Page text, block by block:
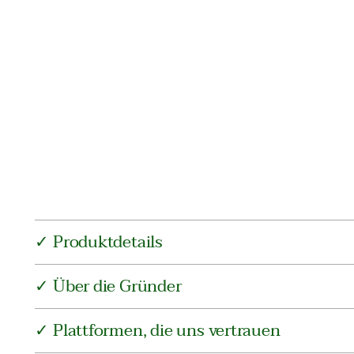
✓ Produktdetails
✓ Über die Gründer
✓ Plattformen, die uns vertrauen